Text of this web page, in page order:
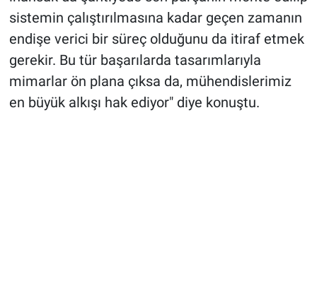
sistemin çalıştırılmasına kadar geçen zamanın
endişe verici bir süreç olduğunu da itiraf etmek
gerekir. Bu tür başarılarda tasarımlarıyla
mimarlar ön plana çıksa da, mühendislerimiz
en büyük alkışı hak ediyor" diye konuştu.